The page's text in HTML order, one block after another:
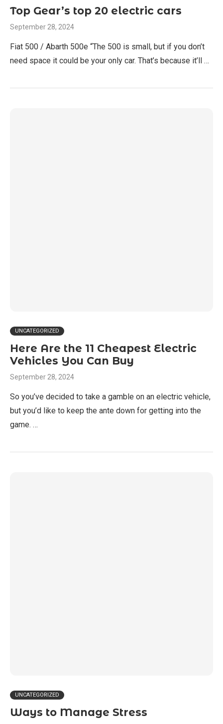
Top Gear’s top 20 electric cars
September 28, 2024
Fiat 500 / Abarth 500e “The 500 is small, but if you don’t
need space it could be your only car. That’s because it’ll …
UNCATEGORIZED
Here Are the 11 Cheapest Electric
Vehicles You Can Buy
September 28, 2024
So you’ve decided to take a gamble on an electric vehicle,
but you’d like to keep the ante down for getting into the
game. …
UNCATEGORIZED
Ways to Manage Stress